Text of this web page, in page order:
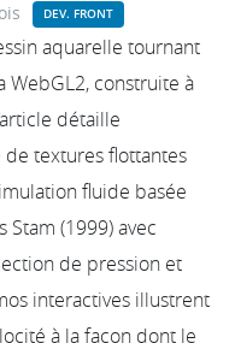
DEV. FRONT
aquarelle tournant
WebGL2, construite à
détaille
textures flottantes
fluide basée
Stam (1999) avec
de pression et
interactives illustrent
à la façon dont le